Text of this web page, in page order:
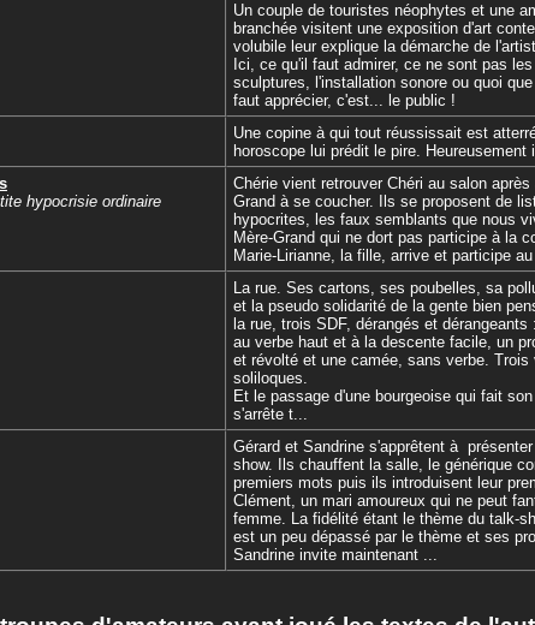
Un couple de touristes néophytes et une
branchée visitent une exposition d'art
volubile leur explique la démarche de
Ici, ce qu'il faut admirer, ce ne sont pas
sculptures, l'installation sonore ou quoi
faut apprécier, c'est... le public !
Une copine à qui tout réussissait est
horoscope lui prédit le pire.
hypocrisie ordinaire
Chérie vient retrouver Chéri au salon
Grand à se coucher. Ils se proposent de
hypocrites, les faux semblants que nous
Mère-Grand qui ne dort pas participe à la
Marie-Lirianne, la fille, arrive et participe
La rue. Ses cartons, ses poubelles, sa
et la pseudo solidarité de la gente bien
la rue, trois SDF, dérangés et
au verbe haut et à la descente facile, un
et révolté et une camée, sans verbe. Trois
soliloques.
Et le passage d'une bourgeoise qui fait
s'arrête t...
Gérard et Sandrine s'apprêtent à
show. Ils chauffent la salle, le générique
premiers mots puis ils introduisent leur
Clément, un mari amoureux qui ne peut
femme. La fidélité étant le thème du talk-
est un peu dépassé par le thème et ses
Sandrine invite maintenant ...